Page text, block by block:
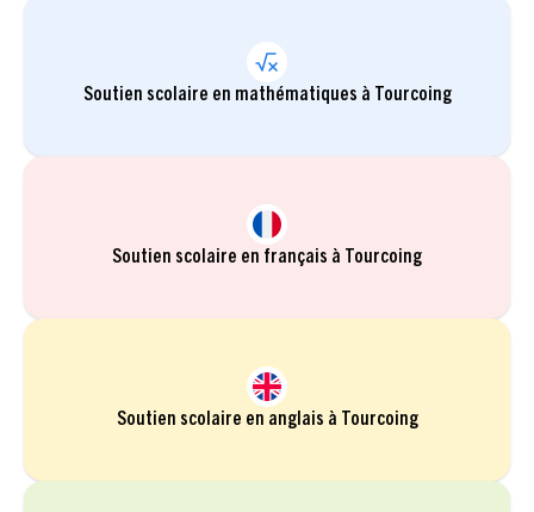
Soutien scolaire en mathématiques à Tourcoing
Soutien scolaire en français à Tourcoing
Soutien scolaire en anglais à Tourcoing